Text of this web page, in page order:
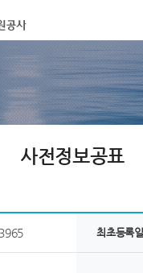
사전정보공표
3965 최초등록일